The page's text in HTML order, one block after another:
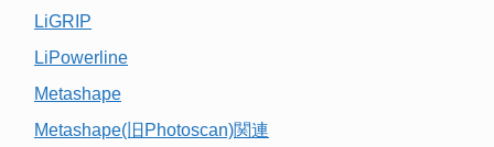
LiGRIP
LiPowerline
Metashape
Metashape(旧Photoscan)関連